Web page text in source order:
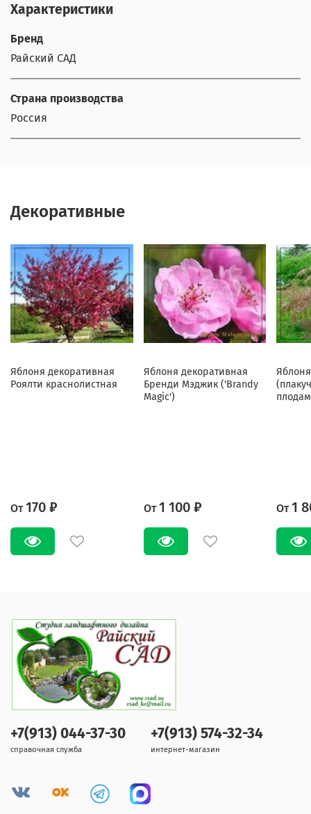
Характеристики
Бренд
Райский САД
Страна производства
Россия
Декоративные
Яблоня декоративная
Роялти краснолистная
От 170 ₽
Яблоня декоративная
Бренди Мэджик ('Brandy
Magic')
От 1 100 ₽ От 1
+7(913) 044-37-30
справочная служба
+7(913) 574-32-34
интернет-магазин